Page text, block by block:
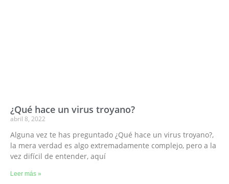
¿Qué hace un virus troyano?
abril 8, 2022
Alguna vez te has preguntado ¿Qué hace un virus troyano?,
la mera verdad es algo extremadamente complejo, pero a la
vez difícil de entender, aquí
Leer más »